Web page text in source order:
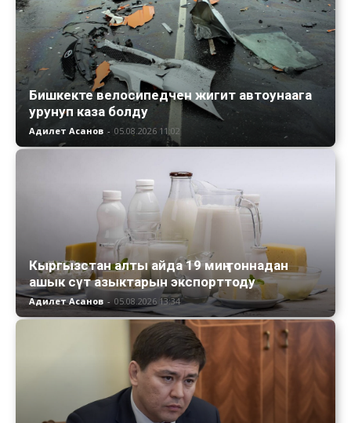
Бишкекте велосипедчен жигит автоунаага
урунуп каза болду
Адилет Асанов - 05.08.2026 11:02
Кыргызстан алты айда 19 миң тоннадан
ашык сүт азыктарын экспорттоду
Адилет Асанов - 05.08.2026 13:34